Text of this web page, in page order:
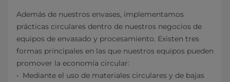
Además de nuestros envases, implementamos
prácticas circulares dentro de nuestros negocios de
equipos de envasado y procesamiento. Existen tres
formas principales en las que nuestros equipos pueden
promover la economía circular:
Mediante el uso de materiales circulares y de bajas